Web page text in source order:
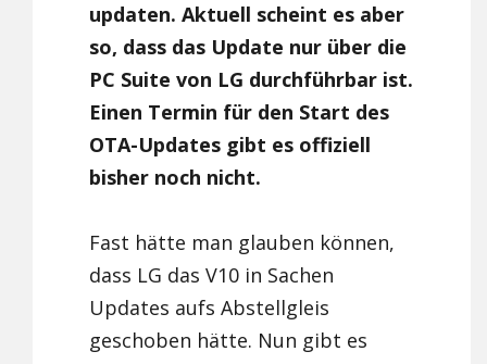
updaten. Aktuell scheint es aber
so, dass das Update nur über die
PC Suite von LG durchführbar ist.
Einen Termin für den Start des
OTA-Updates gibt es offiziell
bisher noch nicht.
Fast hätte man glauben können,
dass LG das V10 in Sachen
Updates aufs Abstellgleis
geschoben hätte. Nun gibt es